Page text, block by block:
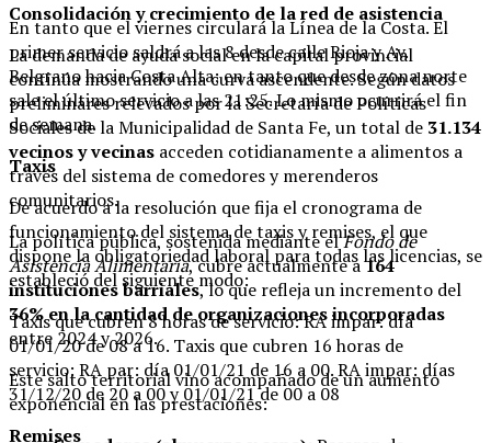
En tanto que el viernes circulará la Línea de la Costa.El
primer servicio saldrá a las 8 desde calle Rioja y Av.
Belgrano hacia Costa Alta; en tanto que desde zona norte
sale el último servicio a las 21:25. Lo mismo ocurrirá el fin
de semana.
Taxis
De acuerdo a la resolución que fija el cronograma de
funcionamiento del sistema de taxis y remises, el que
dispone la obligatoriedad laboral para todas las licencias, se
estableció del siguiente modo:
Taxis que cubren 8 horas de servicio:RA impar: día
01/01/20 de 08 a 16. Taxis que cubren 16 horas de
servicio: RA par: día 01/01/21 de 16 a 00.RA impar: días
31/12/20 de 20 a 00 y 01/01/21 de 00 a 08
Remises
Consolidación y crecimiento de la red de asistencia
La demanda de ayuda social en la capital provincial
continúa mostrando una curva ascendente. Según datos
preliminares relevados por la Secretaría de Políticas
Sociales de la Municipalidad de Santa Fe, un total de 31.134
vecinos y vecinas acceden cotidianamente a alimentos a
través del sistema de comedores y merenderos
comunitarios.
La política pública, sostenida mediante elFondo de
Asistencia Alimentaria, cubre actualmente a164
instituciones barriales, lo que refleja un incremento del
36% en la cantidad de organizaciones incorporadas
entre 2024 y 2026.
Este salto territorial vino acompañado de un aumento
exponencial en las prestaciones: